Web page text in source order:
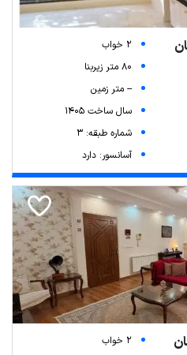
2 خواب
80 متر زیربنا
-- متر زمین
سال ساخت 1405
شماره طبقه: 3
آسانسور: دارد
2 خواب